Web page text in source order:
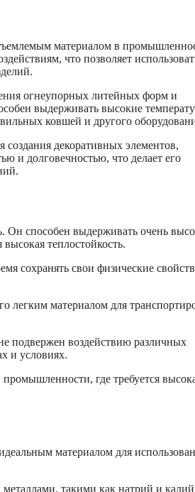
материалом в
что позволяет
огнеупорных литейных форм и
выдерживать высокие
ковшей и другого
создания декоративных элементов,
и долговечностью, что делает его
Он способен выдерживать очень
теплостойкость.
сохранять свои физические
легким материалом для
подвержен воздействию различных
и условиях.
где требуется
материалом для
такими как натрий и